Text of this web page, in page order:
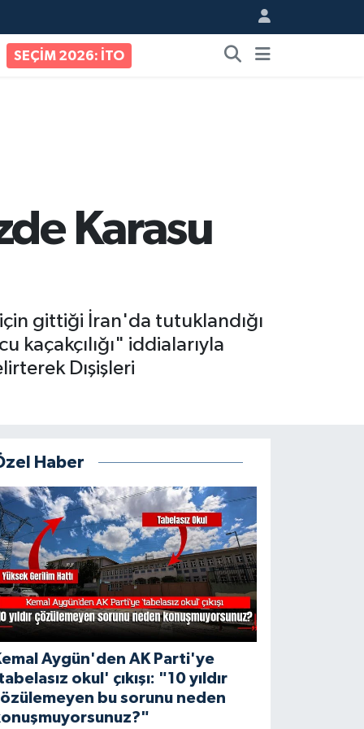
SEÇİM 2026: İTO
Karasu
gittiği İran'da tutuklandığı
kaçakçılığı" iddialarıyla
Dışişleri
Haber
Aygün'den AK Parti'ye
okul' çıkışı: "10 yıldır
bu sorunu neden